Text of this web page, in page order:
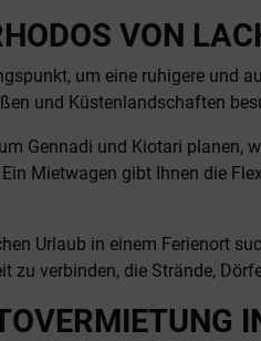
VON
um eine ruhigere und
und Küstenlandschaften
Gennadi und Kiotari
Mietwagen gibt Ihnen die
Urlaub in einem Ferienort
zu verbinden, die Strände,